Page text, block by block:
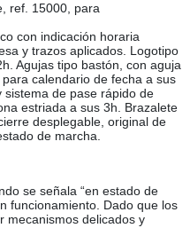
ref. 15000, para
con indicación horaria
y trazos aplicados. Logotipo
Agujas tipo bastón, con aguja
calendario de fecha a sus
de pase rápido de
estriada a sus 3h. Brazalete
desplegable, original de
de marcha.
se señala “en estado de
funcionamiento. Dado que los
mecanismos delicados y